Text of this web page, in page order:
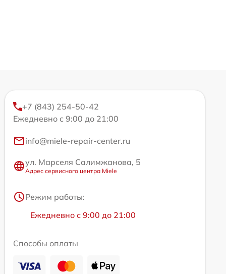
+7 (843) 254-50-42
Ежедневно с 9:00 до 21:00
info@miele-repair-center.ru
ул. Марселя Салимжанова, 5
Адрес сервисного центра Miele
Режим работы:
Ежедневно с 9:00 до 21:00
Способы оплаты